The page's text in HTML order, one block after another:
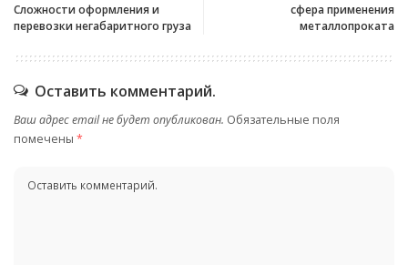
Сложности оформления и
перевозки негабаритного груза
сфера применения
металлопроката
Оставить комментарий.
Ваш адрес email не будет опубликован. Обязательные поля
помечены *